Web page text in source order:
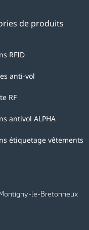
de produits
RFID
anti-vol
RF
antivol ALPHA
étiquetage vêtements
le-Bretonneux